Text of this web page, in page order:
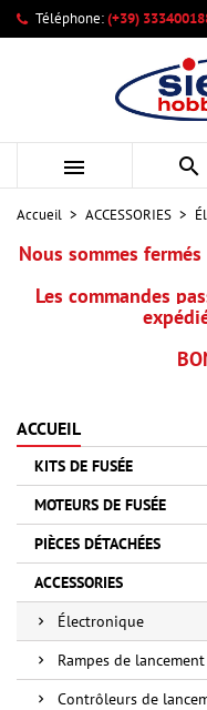
Téléphone:(+39)
 
Accueil ACCESSORIES
Nous sommes
Les commandes
ACCUEIL
KITS DE FUSÉE
MOTEURS DE FUSÉE
PIÈCES DÉTACHÉES
ACCESSORIES
Électronique
Rampes de lancement
Contrôleurs de
Mes listes
Créer une
Créer une liste
Nom de la liste d'envies
Connexion
Vous devez être
liste d'envies.